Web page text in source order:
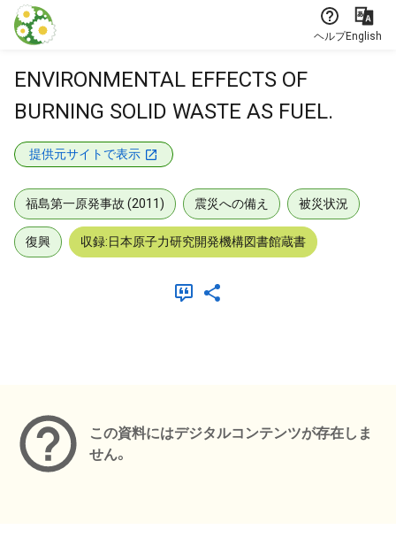
本文に飛ぶ
ヘルプEnglish
ENVIRONMENTAL EFFECTS OF
BURNING SOLID WASTE AS FUEL.
提供元サイトで表示
福島第一原発事故 (2011) 震災への備え 被災状況
復興 収録:日本原子力研究開発機構図書館蔵書
この資料にはデジタルコンテンツが存在しま
せん。